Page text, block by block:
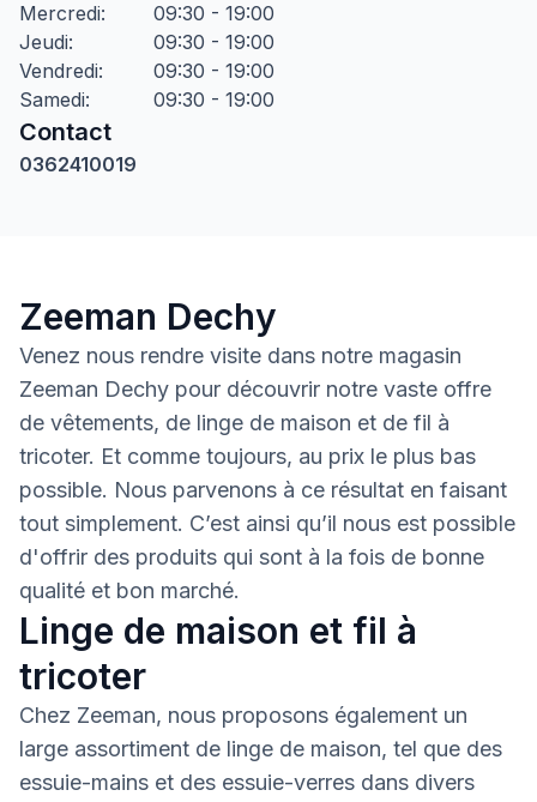
Mercredi:
09:30 - 19:00
Jeudi:
09:30 - 19:00
Vendredi:
09:30 - 19:00
Samedi: 09:30 - 19:00
Contact
0362410019
Zeeman Dechy
Venez nous rendre visite dans notre magasin
Zeeman Dechy pour découvrir notre vaste offre
de vêtements, de linge de maison et de fil à
tricoter. Et comme toujours, au prix le plus bas
possible. Nous parvenons à ce résultat en faisant
tout simplement. C’est ainsi qu’il nous est possible
d'offrir des produits qui sont à la fois de bonne
qualité et bon marché.
Linge de maison et fil à
tricoter
Chez Zeeman, nous proposons également un
large assortiment de linge de maison, tel que des
essuie-mains et des essuie-verres dans divers